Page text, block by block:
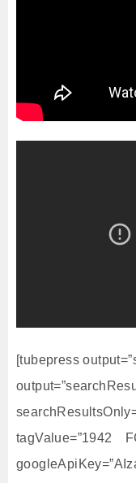
[tubepress
tagValue=”1942